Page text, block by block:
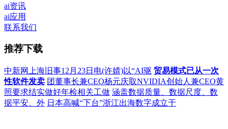
ai资讯
ai应用
联系我们
推荐下载
中新网上海旧事12月23日电(许婧)以“AI驱 贸易模式已从一次
性软件发卖 团董事长兼CEO杨元庆取NVIDIA创始人兼CEO黄
照要求结实做好年检相关工做 涵盖数据质量、数据尺度、数
据平安、外 日本高喊“下台”浙江出海数字成立于